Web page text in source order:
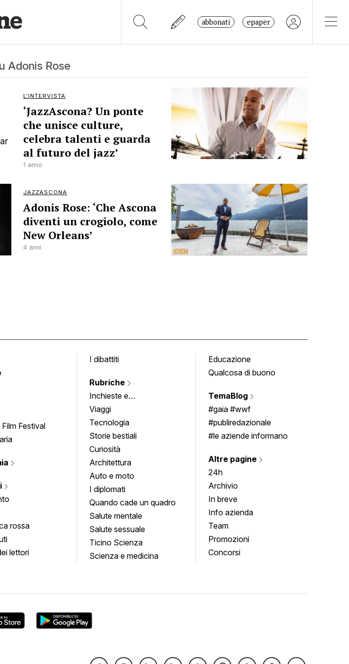
abbonati epaper
Adonis Rose
L'INTERVISTA
‘JazzAscona? Un ponte
che unisce culture,
celebra talenti e guarda
al futuro del jazz’
1 anno
JAZZASCONA
Adonis Rose: ‘Che Ascona
diventi un crogiolo, come
New Orleans’
4 anni
Festival
rossa
lettori
I dibattiti
Rubriche
Inchieste e
approfondimenti
Viaggi
Tecnologia
Storie bestiali
Curiosità
Architettura
Auto e moto
I diplomati
Quando cade un quadro
Salute mentale
Salute sessuale
Ticino Scienza
Scienza e medicina
Educazione
Qualcosa di buono
TemaBlog
#gaia #wwf
#publiredazionale
#le aziende informano
Altre pagine
24h
Archivio
In breve
Info azienda
Team
Promozioni
Concorsi